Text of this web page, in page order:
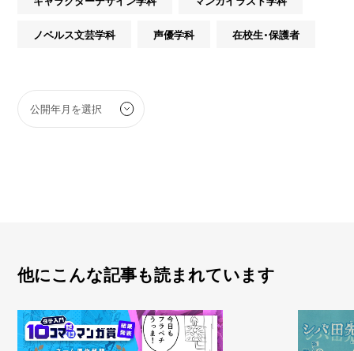
ノベルス文芸学科 声優学科 在校生・保護者
他にこんな記事も読まれています